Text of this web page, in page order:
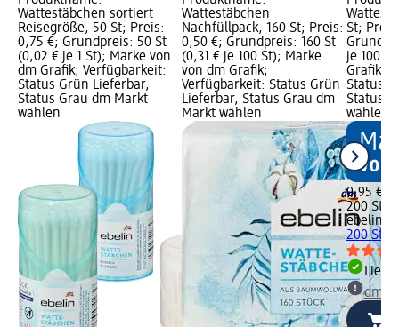
Wattestäbchen sortiert
Reisegröße, 50 St; Preis:
0,75 €; Grundpreis: 50 St
(0,02 € je 1 St); Marke von
dm Grafik; Verfügbarkeit:
Status Grün Lieferbar,
Status Grau dm Markt
wählen
Wattestäbchen
Nachfüllpack, 160 St; Preis:
0,50 €; Grundpreis: 160 St
(0,31 € je 100 St); Marke
von dm Grafik;
Verfügbarkeit: Status Grün
Lieferbar, Status Grau dm
Markt wählen
St;
je 100
Grafik;
Status
Status
wählen
0,95 €
200 St
ebelin
200 St
dm